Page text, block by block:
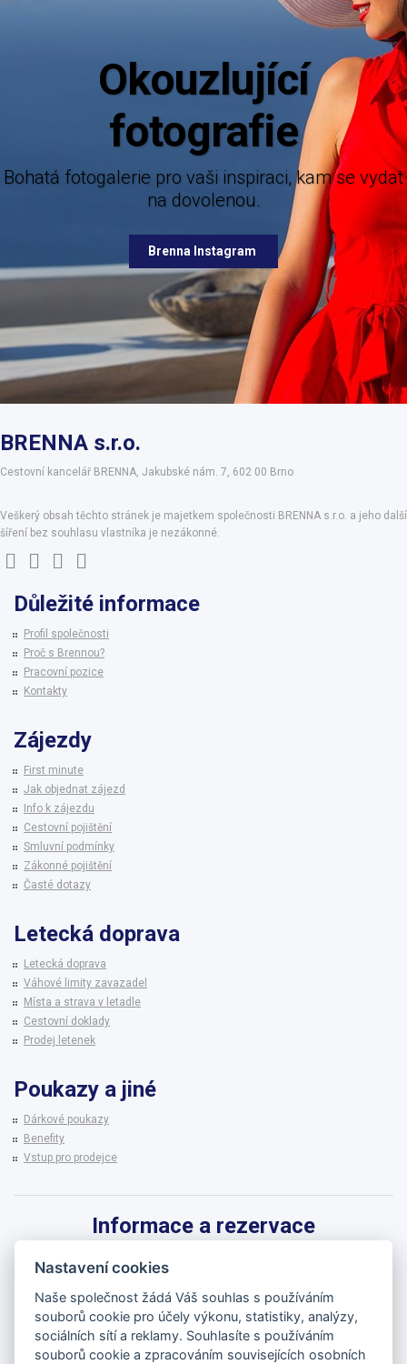
pro vaši inspiraci, kam se vydat
Brenna Instagram
Aktuální
Mějte dokonalý přehled o novinkách z
nabízených destinací.
Brenna Facebook
BRENNA s.r.o.
Cestovní kancelář BRENNA, Jakubské nám. 7, 602 00 Brno
Veškerý obsah těchto stránek je majetkem společnosti BRENNA s.r.o. a jeho další
šíření bez souhlasu vlastníka je nezákonné.
Důležité informace
Profil společnosti
Proč s Brennou?
Pracovní pozice
Kontakty
Zájezdy
First minute
Jak objednat zájezd
Info k zájezdu
Cestovní pojištění
Smluvní podmínky
Zákonné pojištění
Časté dotazy
Letecká doprava
Letecká doprava
Váhové limity zavazadel
Místa a strava v letadle
Cestovní doklady
Prodej letenek
Poukazy a jiné
Dárkové poukazy
Benefity
Vstup pro prodejce
Informace a rezervace
542 215 256
brenna@brenna.cz
Nastavení cookies
Naše společnost žádá Váš souhlas s používáním
souborů cookie pro účely výkonu, statistiky, analýzy,
sociálních sítí a reklamy. Souhlasíte s používáním
souborů cookie a zpracováním souvisejících osobních